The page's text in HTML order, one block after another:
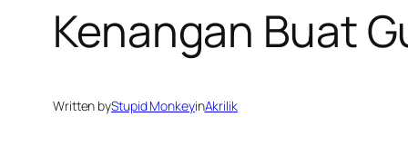
Kenangan Buat
Written byStupid MonkeyinAkrilik